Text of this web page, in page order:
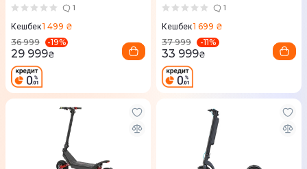
(Black/Grey)
1
Кешбек1 499 ₴
36 999
-19%
29 999₴
(Black/Red)
1
Кешбек1 699 ₴
37 999
-11%
33 999₴